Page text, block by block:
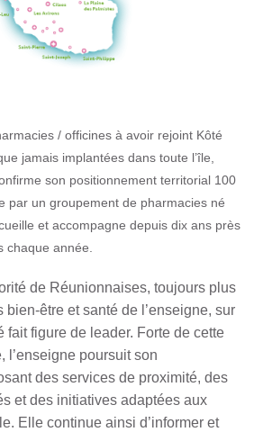
/ officines à avoir rejoint Kôté
jamais implantées dans toute l’île,
son positionnement territorial 100
par un groupement de pharmacies né
et accompagne depuis dix ans près
chaque année.
de Réunionnaises, toujours plus
bien-être et santé de l’enseigne, sur
fait figure de leader. Forte de cette
l’enseigne poursuit son
des services de proximité, des
et des initiatives adaptées aux
Elle continue ainsi d’informer et